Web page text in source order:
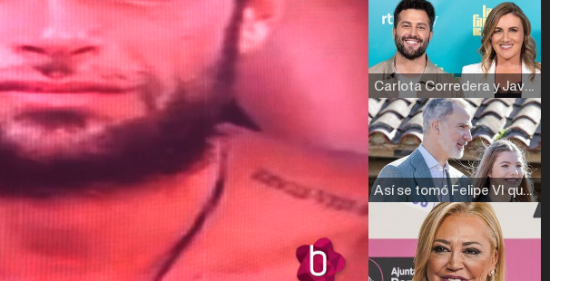
Carlota Corredera y Javier de Hoyos: "La tele tiene que representar al público también y aquí están todos los perfiles posibles&quo;
Así se tomó Felipe VI que la Infanta Sofía no quisiera recibir formación militar